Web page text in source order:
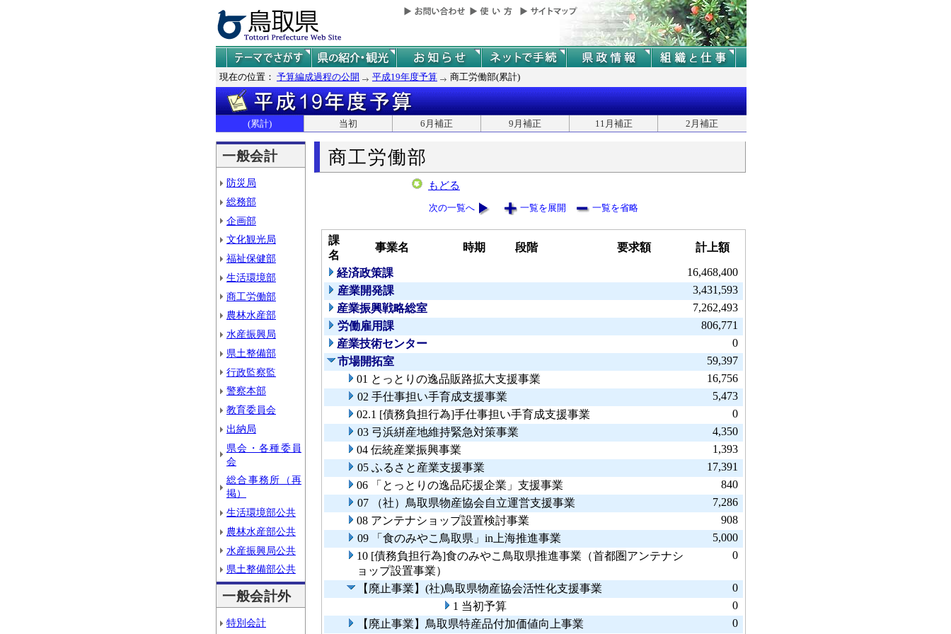
現在の位置： 予算編成過程の公開 平成19年度予算 商工労働部(累計)
(累計) 当初 6月補正 9月補正 11月補正 2月補正
一般会計
防災局
総務部
企画部
文化観光局
福祉保健部
生活環境部
商工労働部
農林水産部
水産振興局
県土整備部
行政監察監
警察本部
教育委員会
出納局
県会・各種委員
会
総合事務所（再
掲）
生活環境部公共
農林水産部公共
水産振興局公共
県土整備部公共
一般会計外
特別会計
商工労働部
もどる
次の一覧へ 一覧を展開 一覧を省略
課
名
事業名 時期 段階 要求額 計上額
経済政策課
16,468,400
産業開発課
3,431,593
産業振興戦略総室
7,262,493
労働雇用課
806,771
産業技術センター
0
市場開拓室
59,397
01 とっとりの逸品販路拡大支援事業
16,756
02 手仕事担い手育成支援事業
5,473
02.1 [債務負担行為]手仕事担い手育成支援事業
0
03 弓浜絣産地維持緊急対策事業
4,350
04 伝統産業振興事業
1,393
05 ふるさと産業支援事業
17,391
06 「とっとりの逸品応援企業」支援事業
840
07 （社）鳥取県物産協会自立運営支援事業
7,286
08 アンテナショップ設置検討事業
908
09 「食のみやこ鳥取県」in上海推進事業
5,000
10 [債務負担行為]食のみやこ鳥取県推進事業（首都圏アンテナシ
ョップ設置事業）
0
【廃止事業】(社)鳥取県物産協会活性化支援事業
0
1 当初予算
0
【廃止事業】鳥取県特産品付加価値向上事業
0